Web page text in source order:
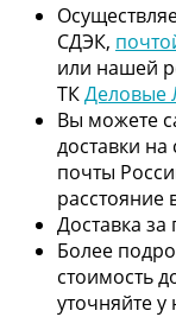
СДЭК,
или нашей
ТКДеловые
Вы можете
доставки
почты
расстояние
Доставка
Более
стоимость
уточняйте